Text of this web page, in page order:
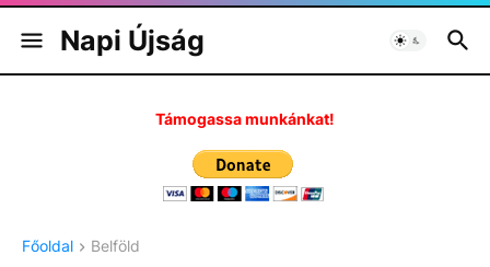
Napi Újság
Támogassa munkánkat!
Főoldal Belföld